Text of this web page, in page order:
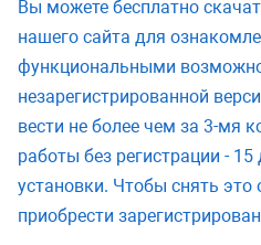
Вы можете бесплатно
нашего сайта для
функциональными
незарегистрированной
вести не более чем за 3-мя
работы без регистрации -
установки. Чтобы снять
приобрести